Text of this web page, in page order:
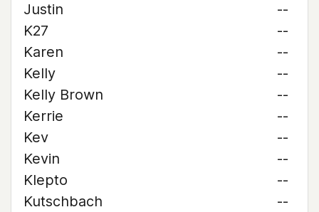
Justin
--
K27
--
Karen
--
Kelly
--
Kelly Brown
--
Kerrie
--
Kev
--
Kevin
--
Klepto
--
Kutschbach
--